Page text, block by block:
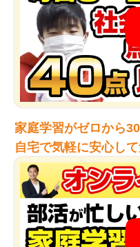
家庭学習がゼロから
自宅で気軽に安心して